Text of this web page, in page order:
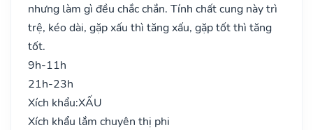
nhưng làm gì đều chắc chắn. Tính chất cung này trì
trệ, kéo dài, gặp xấu thì tăng xấu, gặp tốt thì tăng
tốt.
9h-11h
21h-23h
Xích khẩu:XẤU
Xích khẩu lắm chuyên thị phi